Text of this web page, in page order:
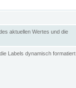
aktuellen Wertes und die
Labels dynamisch formatiert